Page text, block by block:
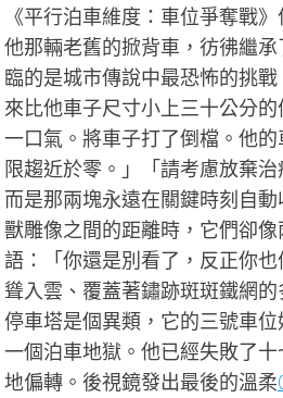
《平行泊車維度：車位爭奪戰
他那輛老舊的掀背車，彷彿繼
臨的是城市傳說中最恐怖的挑
來比他車子尺寸小上三十公分
一口氣。將車子打了倒檔。他
限趨近於零。」「請考慮放棄
而是那兩塊永遠在關鍵時刻自
獸雕像之間的距離時，它們卻
語：「你還是別看了，反正你
聳入雲、覆蓋著鏽跡斑斑鐵網
停車塔是個異類，它的三號車
一個泊車地獄。他已經失敗了
地偏轉。後視鏡發出最後的溫柔